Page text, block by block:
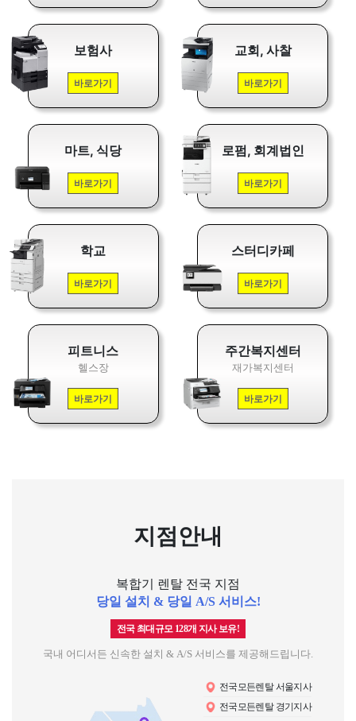
보험사
바로가기
교회, 사찰
바로가기
마트, 식당
바로가기
로펌, 회계법인
바로가기
학교
바로가기
스터디카페
바로가기
피트니스
헬스장
바로가기
주간복지센터
재가복지센터
바로가기
지점안내
복합기 렌탈 전국 지점
당일 설치 & 당일 A/S 서비스!
전국 최대규모 128개 지사 보유!
국내 어디서든 신속한 설치 & A/S 서비스를 제공해드립니다.
전국모든렌탈 서울지사
전국모든렌탈 경기지사